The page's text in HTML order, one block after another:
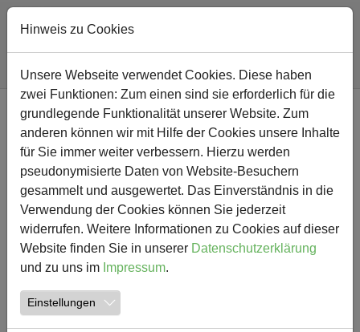
Zum Hauptinhalt springen
Sie sind hier:
Südschule Nachricht
NEWS
3. Platz beim
Basketballturnier für unsere
Schule
15.03.2017 Südschule
Hinweis zu Cookies
Unsere Webseite verwendet Cookies. Diese haben
zwei Funktionen: Zum einen sind sie erforderlich für die
grundlegende Funktionalität unserer Website. Zum
anderen können wir mit Hilfe der Cookies unsere Inhalte
für Sie immer weiter verbessern. Hierzu werden
pseudonymisierte Daten von Website-Besuchern
gesammelt und ausgewertet. Das Einverständnis in die
Verwendung der Cookies können Sie jederzeit
widerrufen. Weitere Informationen zu Cookies auf dieser
Website finden Sie in unserer Datenschutzerklärung
und zu uns im Impressum.
Einstellungen